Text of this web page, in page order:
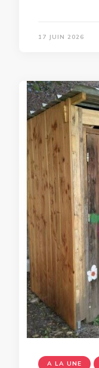
17 JUIN 2026
A LA UNE